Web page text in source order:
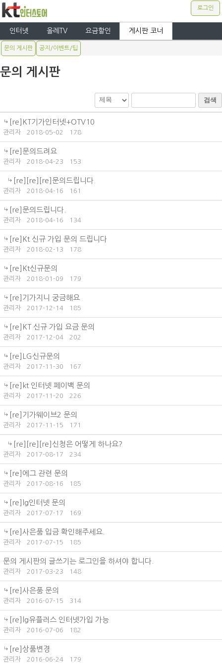
로그인
인터넷 올레TV 요금할인 게시판 코너
문의 게시판 공지/이벤트/팁
문의 게시판
검색
[re]KT기가인터넷+OTV10
관리자 2018-05-02 178
[re]문의드려요
관리자 2018-04-23 153
[re][re][re]문의드립니다.
관리자 2018-04-16 161
[re]문의드립니다.
관리자 2018-04-16 134
[re]Kt 신규 가입 문의 드립니다
관리자 2018-02-13 178
[re]Kt신규문의
관리자 2018-01-09 179
[re]기가지니 궁금해요
관리자 2017-12-14 185
[re]KT 신규 가입 요금 문의
관리자 2017-12-04 202
[re]LG신규문의
관리자 2017-11-30 167
[re]kt 인터넷 페이백 문의
관리자 2017-11-20 226
[re]기가웨이브2 문의
관리자 2017-11-15 171
[re][re][re]신청은 어떻게 하나요?
관리자 2017-08-17 234
[re]에그 관련 문의
관리자 2017-08-16 185
[re]lg인터넷 문의
관리자 2017-07-17 169
[re]사은품 입금 확인해주세요.
관리자 2017-07-15 185
문의 게시판의 글쓰기는 로그인을 하셔야 합니다.
관리자 2017-03-23 148
[re]사은품 문의
관리자 2016-07-15 314
[re]lg유플러스 인터넷가입 가능
관리자 2016-07-06 182
[re]상품변경
관리자 2016-06-24 179